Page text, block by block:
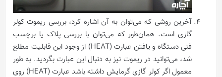
آخرین روشی که می‌توان به آن اشاره کرد، بررسی ریموت کولر
گازی است. همان‌طور که می‌توان با بررسی پلاک یا برچسب
فنی دستگاه و یافتن عبارت (HEAT) از وجود این قابلیت مطلع
شد، می‌توانید در ریموت نیز به دنبال این عبارت بگردید. به‌ طور
معمول اگر کولر گازی گرمایش داشته باشد عبارت (HEAT) روی